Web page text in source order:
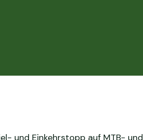
und Einkehrstopp auf MTB- und